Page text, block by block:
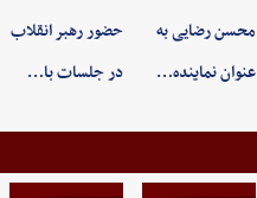
محسن رضایی به
عنوان نماینده…
حضور رهبر انقلاب
در جلسات با…